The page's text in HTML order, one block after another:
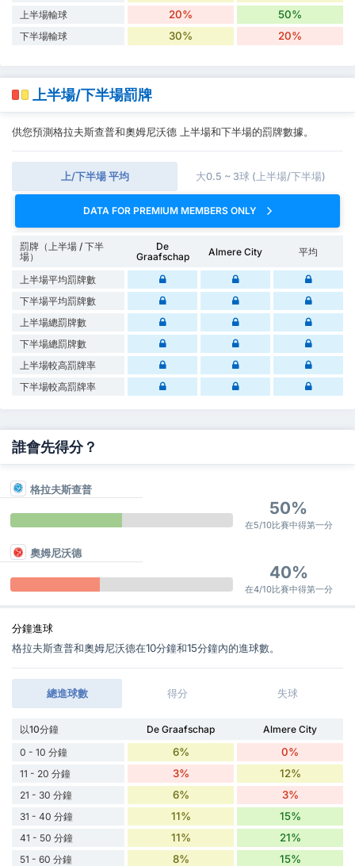
上半場輸球 20% 50%
下半場輸球 30% 20%
上半場/下半場罰牌
供您預測格拉夫斯查普和奧姆尼沃德 上半場和下半場的罰牌數據。
上/下半場 平均 大0.5 ~ 3球 (上半場/下半場)
DATA FOR PREMIUM MEMBERS ONLY
罰牌（上半場 / 下半
場）
De
Graafschap
Almere City 平均
上半場平均罰牌數
下半場平均罰牌數
上半場總罰牌數
下半場總罰牌數
上半場較高罰牌率
下半場較高罰牌率
誰會先得分？
格拉夫斯查普
50%
在5/10比賽中得第一分
奧姆尼沃德
40%
在4/10比賽中得第一分
分鐘進球
格拉夫斯查普和奧姆尼沃德在10分鐘和15分鐘內的進球數。
總進球數 得分 失球
以10分鐘 De Graafschap
Almere City
0 - 10 分鐘
6% 0%
11 - 20 分鐘 3% 12%
21 - 30 分鐘 6% 3%
31 - 40 分鐘 11% 15%
41 - 50 分鐘 11% 21%
51 - 60 分鐘 8% 15%